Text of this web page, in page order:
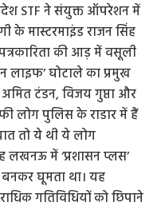
STF ने संयुक्त ऑपरेशन में
के मास्टरमाइंड राजन सिंह
की आड़ में वसूली
लाइफ’ घोटाले का प्रमुख
टंडन, विजय गुप्ता और
लोग पुलिस के राडार में हैं
तो ये थी ये लोग
लखनऊ में ‘प्रशासन प्लस’
घूमता था। यह
गतिविधियों को छिपाने